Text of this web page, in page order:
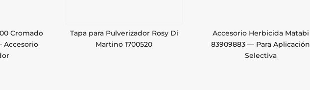
Cromado
Accesorio
Tapa para Pulverizador Rosy Di
Martino 1700520
Accesorio Herbicida Matabi
83909883 — Para Aplicación
Selectiva